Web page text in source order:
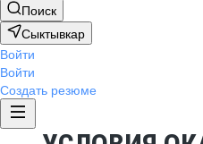
Поиск
Сыктывкар
Войти
Войти
Создать резюме